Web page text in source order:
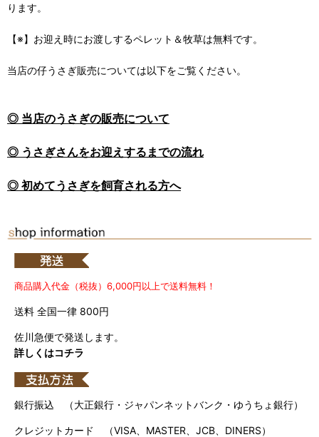
ります。
【※】お迎え時にお渡しするペレット＆牧草は無料です。
当店の仔うさぎ販売については以下をご覧ください。
◎ 当店のうさぎの販売について
◎ うさぎさんをお迎えするまでの流れ
◎ 初めてうさぎを飼育される方へ
商品購入代金（税抜）6,000円以上で送料無料！
送料 全国一律 800円
佐川急便で発送します。
詳しくはコチラ
銀行振込 （大正銀行・ジャパンネットバンク・ゆうちょ銀行）
クレジットカード （VISA、MASTER、JCB、DINERS）